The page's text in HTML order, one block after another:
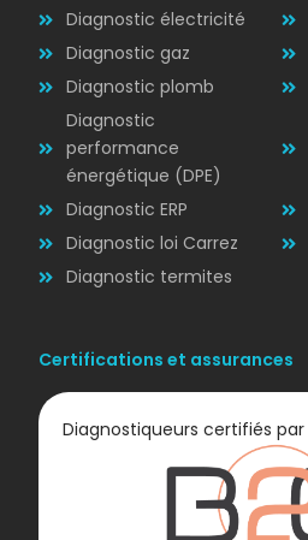
Diagnostic
ÉLECTRICITÉ
Diagnostic électricité
Diagnostic gaz
Diagnostic plomb
Diagnostic
performance
énergétique (DPE)
Diagnostic ERP
Diagnostic loi Carrez
Diagnostic termites
Certifications et assurances
Diagnostiqueurs certifiés par